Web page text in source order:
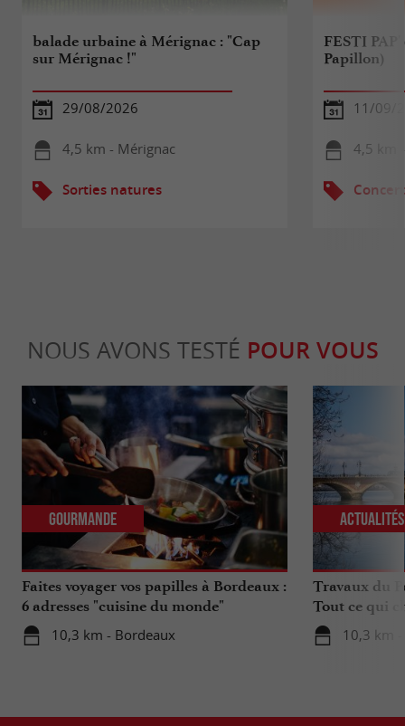
balade urbaine à Mérignac : "Cap
sur Mérignac !"
29/08/2026
4,5 km - Mérignac
Sorties natures
FESTI
Papillon)
11/09/
4,5 km
NOUS AVONS TESTÉ POUR VOUS
Faites voyager vos papilles à Bordeaux :
6 adresses "cuisine du monde"
10,3 km - Bordeaux
Gourmande
Travaux du
Tout ce qui
10,3 km
Actualités